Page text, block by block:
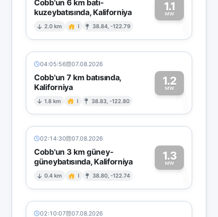
Cobb'un 6 km batı-
kuzeybatısında, Kaliforniya
2.0 km I 38.84, -122.79
1.1
MW1
04:05:56 07.08.2026
Cobb'un 7 km batısında,
Kaliforniya
1.8 km I 38.83, -122.80
1.2
MW1
02:14:30 07.08.2026
Cobb'un 3 km güney-
güneybatısında, Kaliforniya
0.4 km I 38.80, -122.74
1.3
MW1
02:10:07 07.08.2026